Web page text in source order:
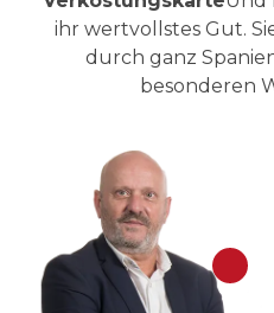
ihr wertvollstes Gut.
durch ganz
besonderen